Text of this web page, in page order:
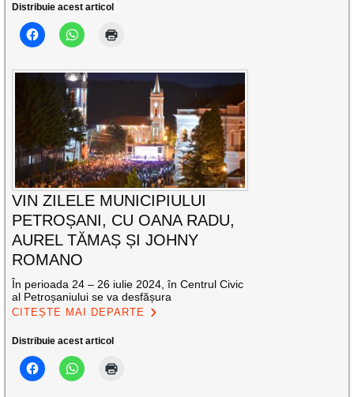
Distribuie acest articol
VIN ZILELE MUNICIPIULUI
PETROȘANI, CU OANA RADU,
AUREL TĂMAȘ ȘI JOHNY
ROMANO
În perioada 24 – 26 iulie 2024, în Centrul Civic
al Petroșaniului se va desfășura
CITEȘTE MAI DEPARTE
Distribuie acest articol